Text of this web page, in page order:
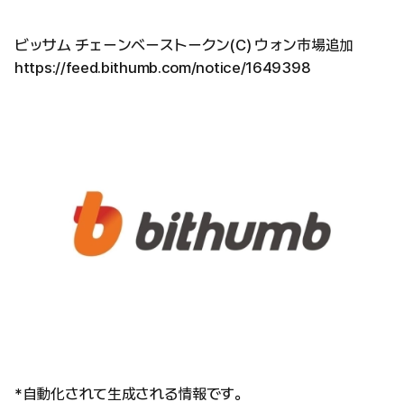
ビッサム チェーンベーストークン(C) ウォン市場追加
https://feed.bithumb.com/notice/1649398
*自動化されて生成される情報です。